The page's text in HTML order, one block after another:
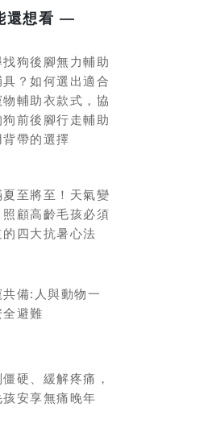
還想看 —
找狗後腳無力輔助
具？如何選出適合
物輔助衣款式，協
狗前後腳行走輔助
背帶的選擇
夏至將至！天氣變
照顧高齡毛孩必須
的四大抗暑心法
共備:人與動物一
全避難
硬、緩解疼痛，
孩安享無痛晚年